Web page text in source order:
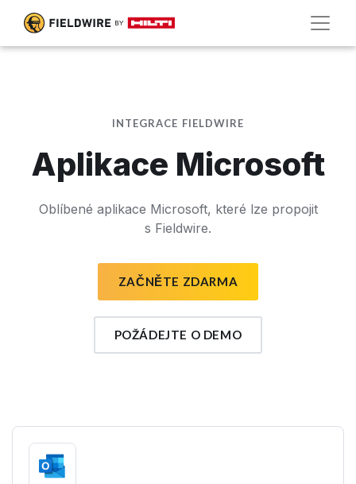
INTEGRACE FIELDWIRE
Aplikace Microsoft
Oblíbené aplikace Microsoft, které lze propojit
s Fieldwire.
ZAČNĚTE ZDARMA
POŽÁDEJTE O DEMO